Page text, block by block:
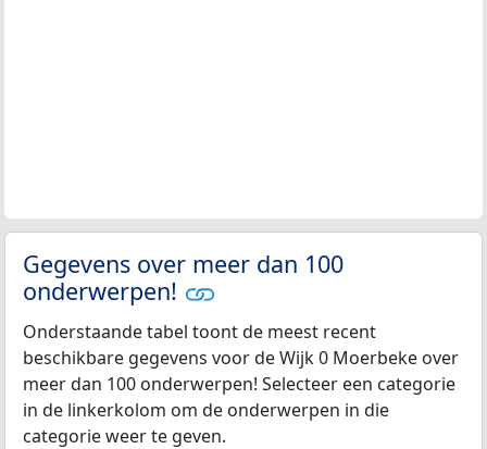
Gegevens over meer dan 100
onderwerpen!
Onderstaande tabel toont de meest recent
beschikbare gegevens voor de Wijk 0 Moerbeke over
meer dan 100 onderwerpen! Selecteer een categorie
in de linkerkolom om de onderwerpen in die
categorie weer te geven.